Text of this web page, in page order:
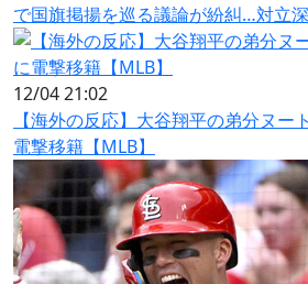
で国旗掲揚を巡る議論が紛糾…対立
12/04 21:02
【海外の反応】大谷翔平の弟分ヌー
電撃移籍【MLB】